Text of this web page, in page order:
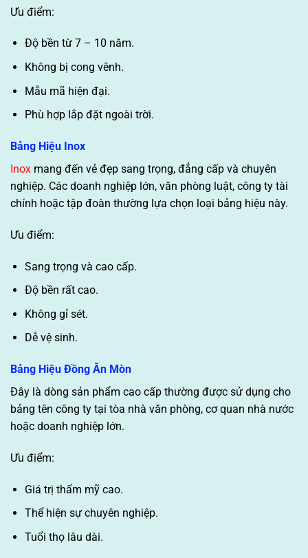
Ưu điểm:
Độ bền từ 7 – 10 năm.
Không bị cong vênh.
Mẫu mã hiện đại.
Phù hợp lắp đặt ngoài trời.
Bảng Hiệu Inox
Inox mang đến vẻ đẹp sang trọng, đẳng cấp và chuyên
nghiệp. Các doanh nghiệp lớn, văn phòng luật, công ty tài
chính hoặc tập đoàn thường lựa chọn loại bảng hiệu này.
Ưu điểm:
Sang trọng và cao cấp.
Độ bền rất cao.
Không gỉ sét.
Dễ vệ sinh.
Bảng Hiệu Đồng Ăn Mòn
Đây là dòng sản phẩm cao cấp thường được sử dụng cho
bảng tên công ty tại tòa nhà văn phòng, cơ quan nhà nước
hoặc doanh nghiệp lớn.
Ưu điểm:
Giá trị thẩm mỹ cao.
Thể hiện sự chuyên nghiệp.
Tuổi thọ lâu dài.